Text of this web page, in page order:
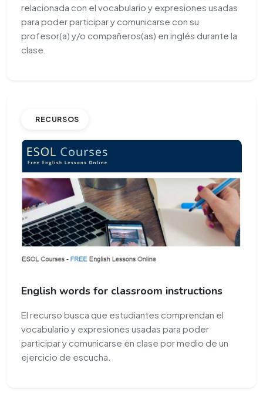
relacionada con el vocabulario y expresiones usadas
para poder participar y comunicarse con su
profesor(a) y/o compañeros(as) en inglés durante la
clase.
RECURSOS
English words for classroom instructions
El recurso busca que estudiantes comprendan el
vocabulario y expresiones usadas para poder
participar y comunicarse en clase por medio de un
ejercicio de escucha.